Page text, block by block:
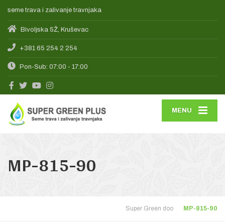
seme trava i zalivanje travnjaka
Bivoljska 5Ž, Kruševac
+381 65 254 2 254
Pon-Sub: 07:00 - 17:00
MENU
MP-815-90
Super Green doo MP-815-90